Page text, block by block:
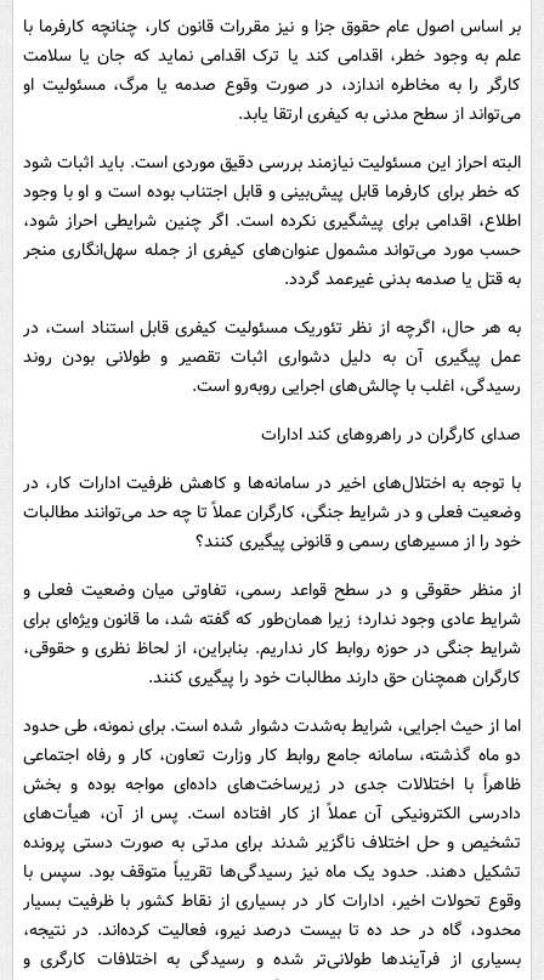
بر اساس اصول عام حقوق جزا و نیز مقررات قانون کار، چنانچه کارفرما با
علم به وجود خطر، اقدامی کند یا ترک اقدامی نماید که جان یا سلامت
کارگر را به مخاطره اندازد، در صورت وقوع صدمه یا مرگ، مسئولیت او
می‌تواند از سطح مدنی به کیفری ارتقا یابد.
البته احراز این مسئولیت نیازمند بررسی دقیق موردی است. باید اثبات شود
که خطر برای کارفرما قابل پیش‌بینی و قابل اجتناب بوده است و او با وجود
اطلاع، اقدامی برای پیشگیری نکرده است. اگر چنین شرایطی احراز شود،
حسب مورد می‌تواند مشمول عنوان‌های کیفری از جمله سهل‌انگاری منجر
به قتل یا صدمه بدنی غیرعمد گردد.
به هر حال، اگرچه از نظر تئوریک مسئولیت کیفری قابل استناد است، در
عمل پیگیری آن به دلیل دشواری اثبات تقصیر و طولانی بودن روند
رسیدگی، اغلب با چالش‌های اجرایی روبه‌رو است.
صدای کارگران در راهروهای کند ادارات
با توجه به اختلال‌های اخیر در سامانه‌ها و کاهش ظرفیت ادارات کار، در
وضعیت فعلی و در شرایط جنگی، کارگران عملاً تا چه حد می‌توانند مطالبات
خود را از مسیرهای رسمی و قانونی پیگیری کنند؟
از منظر حقوقی و در سطح قواعد رسمی، تفاوتی میان وضعیت فعلی و
شرایط عادی وجود ندارد؛ زیرا همان‌طور که گفته شد، ما قانون ویژه‌ای برای
شرایط جنگی در حوزه روابط کار نداریم. بنابراین، از لحاظ نظری و حقوقی،
کارگران همچنان حق دارند مطالبات خود را پیگیری کنند.
اما از حیث اجرایی، شرایط به‌شدت دشوار شده است. برای نمونه، طی حدود
دو ماه گذشته، سامانه جامع روابط کار وزارت تعاون، کار و رفاه اجتماعی
ظاهراً با اختلالات جدی در زیرساخت‌های داده‌ای مواجه بوده و بخش
دادرسی الکترونیکی آن عملاً از کار افتاده است. پس از آن، هیأت‌های
تشخیص و حل اختلاف ناگزیر شدند برای مدتی به صورت دستی پرونده
تشکیل دهند. حدود یک ماه نیز رسیدگی‌ها تقریباً متوقف بود. سپس با
وقوع تحولات اخیر، ادارات کار در بسیاری از نقاط کشور با ظرفیت بسیار
محدود، گاه در حد ده تا بیست درصد نیرو، فعالیت کرده‌اند. در نتیجه،
بسیاری از فرآیندها طولانی‌تر شده و رسیدگی به اختلافات کارگری و